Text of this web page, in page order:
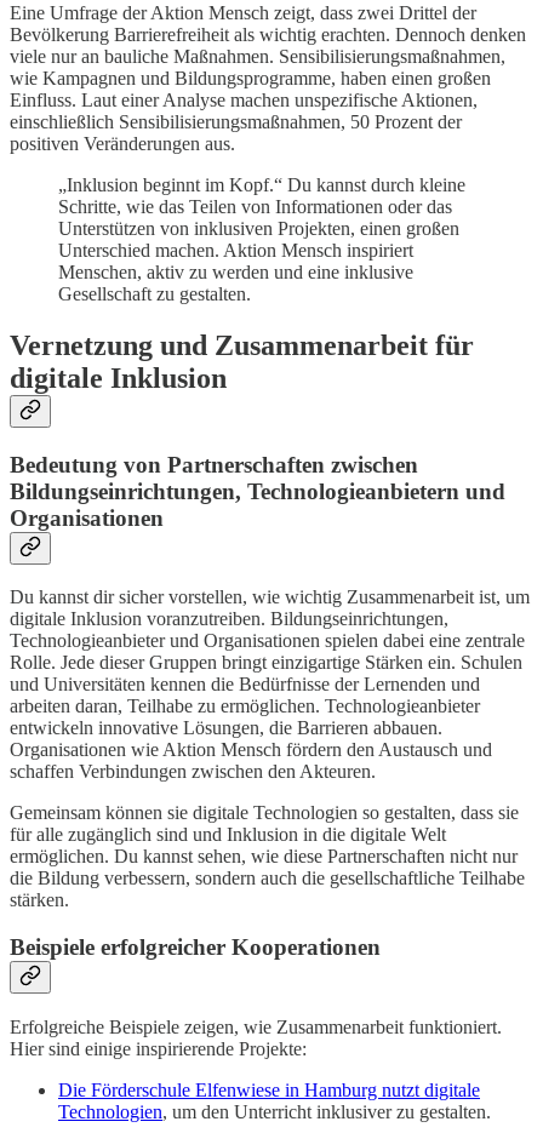
Eine Umfrage der Aktion Mensch zeigt, dass zwei Drittel der
Bevölkerung Barrierefreiheit als wichtig erachten. Dennoch denken
viele nur an bauliche Maßnahmen. Sensibilisierungsmaßnahmen,
wie Kampagnen und Bildungsprogramme, haben einen großen
Einfluss. Laut einer Analyse machen unspezifische Aktionen,
einschließlich Sensibilisierungsmaßnahmen, 50 Prozent der
positiven Veränderungen aus.
„Inklusion beginnt im Kopf.“ Du kannst durch kleine
Schritte, wie das Teilen von Informationen oder das
Unterstützen von inklusiven Projekten, einen großen
Unterschied machen. Aktion Mensch inspiriert
Menschen, aktiv zu werden und eine inklusive
Gesellschaft zu gestalten.
Vernetzung und Zusammenarbeit für
digitale Inklusion
Bedeutung von Partnerschaften zwischen
Bildungseinrichtungen, Technologieanbietern und
Organisationen
Du kannst dir sicher vorstellen, wie wichtig Zusammenarbeit ist, um
digitale Inklusion voranzutreiben. Bildungseinrichtungen,
Technologieanbieter und Organisationen spielen dabei eine zentrale
Rolle. Jede dieser Gruppen bringt einzigartige Stärken ein. Schulen
und Universitäten kennen die Bedürfnisse der Lernenden und
arbeiten daran, Teilhabe zu ermöglichen. Technologieanbieter
entwickeln innovative Lösungen, die Barrieren abbauen.
Organisationen wie Aktion Mensch fördern den Austausch und
schaffen Verbindungen zwischen den Akteuren.
Gemeinsam können sie digitale Technologien so gestalten, dass sie
für alle zugänglich sind und Inklusion in die digitale Welt
ermöglichen. Du kannst sehen, wie diese Partnerschaften nicht nur
die Bildung verbessern, sondern auch die gesellschaftliche Teilhabe
stärken.
Beispiele erfolgreicher Kooperationen
Erfolgreiche Beispiele zeigen, wie Zusammenarbeit funktioniert.
Hier sind einige inspirierende Projekte:
Die Förderschule Elfenwiese in Hamburg nutzt digitale
Technologien, um den Unterricht inklusiver zu gestalten.